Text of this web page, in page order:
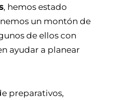
, hemos estado
un montón de
de ellos con
ayudar a planear
preparativos,